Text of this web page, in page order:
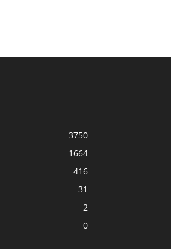
3750
1664
416
31
2
0